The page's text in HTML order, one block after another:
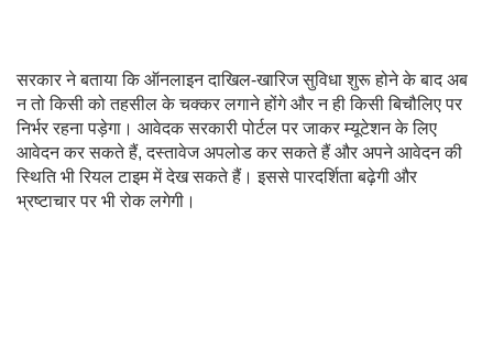
सरकार ने बताया कि ऑनलाइन दाखिल-खारिज सुविधा शुरू होने के बाद अब
न तो किसी को तहसील के चक्कर लगाने होंगे और न ही किसी बिचौलिए पर
निर्भर रहना पड़ेगा। आवेदक सरकारी पोर्टल पर जाकर म्यूटेशन के लिए
आवेदन कर सकते हैं, दस्तावेज अपलोड कर सकते हैं और अपने आवेदन की
स्थिति भी रियल टाइम में देख सकते हैं। इससे पारदर्शिता बढ़ेगी और
भ्रष्टाचार पर भी रोक लगेगी।